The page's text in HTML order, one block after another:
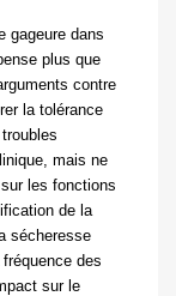
gageure dans
plus que
contre
la tolérance
mais ne
les fonctions
de la
sécheresse
des
sur le